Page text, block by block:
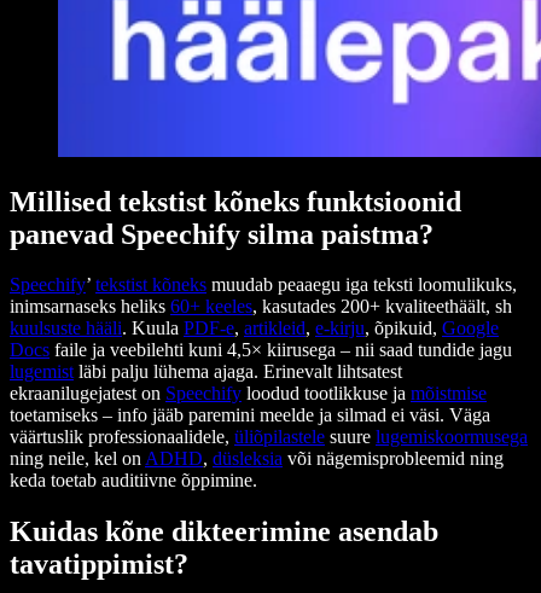
Millised tekstist kõneks funktsioonid
panevad Speechify silma paistma?
Speechify’ tekstist kõneks muudab peaaegu iga teksti loomulikuks,
inimsarnaseks heliks 60+ keeles, kasutades 200+ kvaliteethäält, sh
kuulsuste hääli. Kuula PDF-e, artikleid, e-kirju, õpikuid, Google
Docs faile ja veebilehti kuni 4,5× kiirusega – nii saad tundide jagu
lugemistläbi palju lühema ajaga. Erinevalt lihtsatest
ekraanilugejatest on Speechify loodud tootlikkuse ja mõistmise
toetamiseks – info jääb paremini meelde ja silmad ei väsi. Väga
väärtuslik professionaalidele, üliõpilastele suure lugemiskoormusega
ning neile, kel onADHD, düsleksia või nägemisprobleemid ning
keda toetab auditiivne õppimine.
Kuidas kõne dikteerimine asendab
tavatippimist?